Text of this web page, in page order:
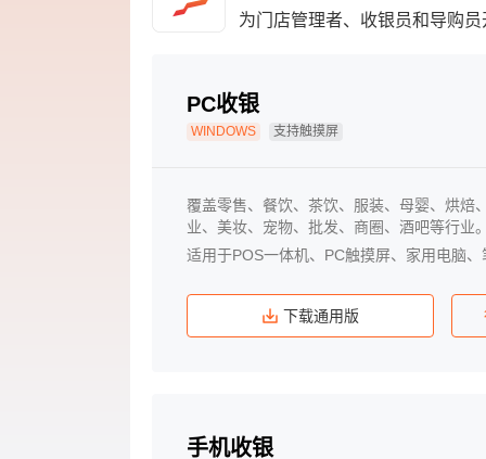
为门店管理者、收银员和导购
PC收银
WINDOWS 支持触摸屏
覆盖零售、餐饮、茶饮、服装、母婴、烘焙
业、美妆、宠物、批发、商圈、酒吧等行业
适用于POS一体机、PC触摸屏、家用电脑
下载通用版
手机收银